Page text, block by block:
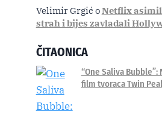
Velimir Grgić oNetflix
strah i bijes zavladali
ČITAONICA
“One Saliva
film tvoraca Twin